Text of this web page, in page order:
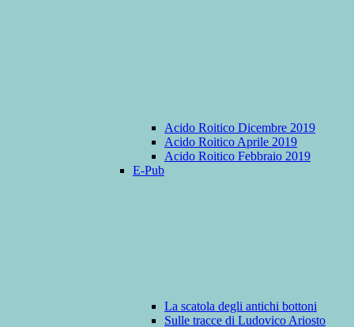
Acido Roitico Dicembre 2019
Acido Roitico Aprile 2019
Acido Roitico Febbraio 2019
E-Pub
La scatola degli antichi bottoni
Sulle tracce di Ludovico Ariosto